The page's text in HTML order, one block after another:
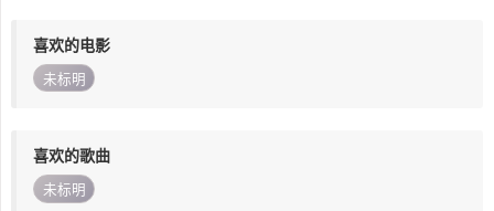
喜欢的电影
未标明
喜欢的歌曲
未标明